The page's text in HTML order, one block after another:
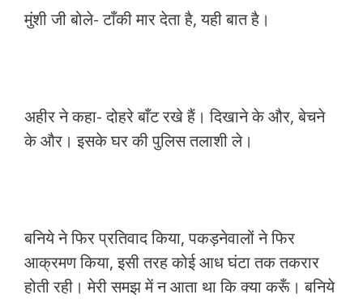
मुंशी जी बोले- टाँकी मार देता है, यही बात है।
अहीर ने कहा- दोहरे बाँट रखे हैं। दिखाने के और, बेचने
के और। इसके घर की पुलिस तलाशी ले।
बनिये ने फिर प्रतिवाद किया, पकड़नेवालों ने फिर
आक्रमण किया, इसी तरह कोई आध घंटा तक तकरार
होती रही। मेरी समझ में न आता था कि क्या करूँ। बनिये